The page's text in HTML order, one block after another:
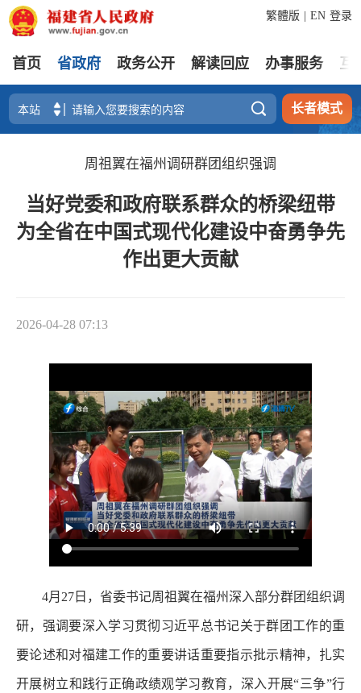
登录
繁體版 EN
首页 省政府 政务公开 解读回应 办事服务 互
 长者模式
周祖翼在福州调研群团组织强调
当好党委和政府联系群众的桥梁纽带
为全省在中国式现代化建设中奋勇争先
作出更大贡献
2026-04-28 07:13
4月27日，省委书记周祖翼在福州深入部分群团组织调
研，强调要深入学习贯彻习近平总书记关于群团工作的重
要论述和对福建工作的重要讲话重要指示批示精神，扎实
开展树立和践行正确政绩观学习教育，深入开展“三争”行